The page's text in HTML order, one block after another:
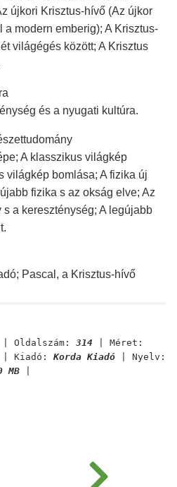
újkori Krisztus-hívő (Az újkor
a modern emberig); A Krisztus-
világégés között; A Krisztus
és a nyugati kultúra.
A klasszikus világkép
világkép bomlása; A fizika új
fizika s az okság elve; Az
a kereszténység; A legújabb
Pascal, a Krisztus-hívő
| Oldalszám: 314 | Méret:
| Kiadó: Korda Kiadó | Nyelv:
MB